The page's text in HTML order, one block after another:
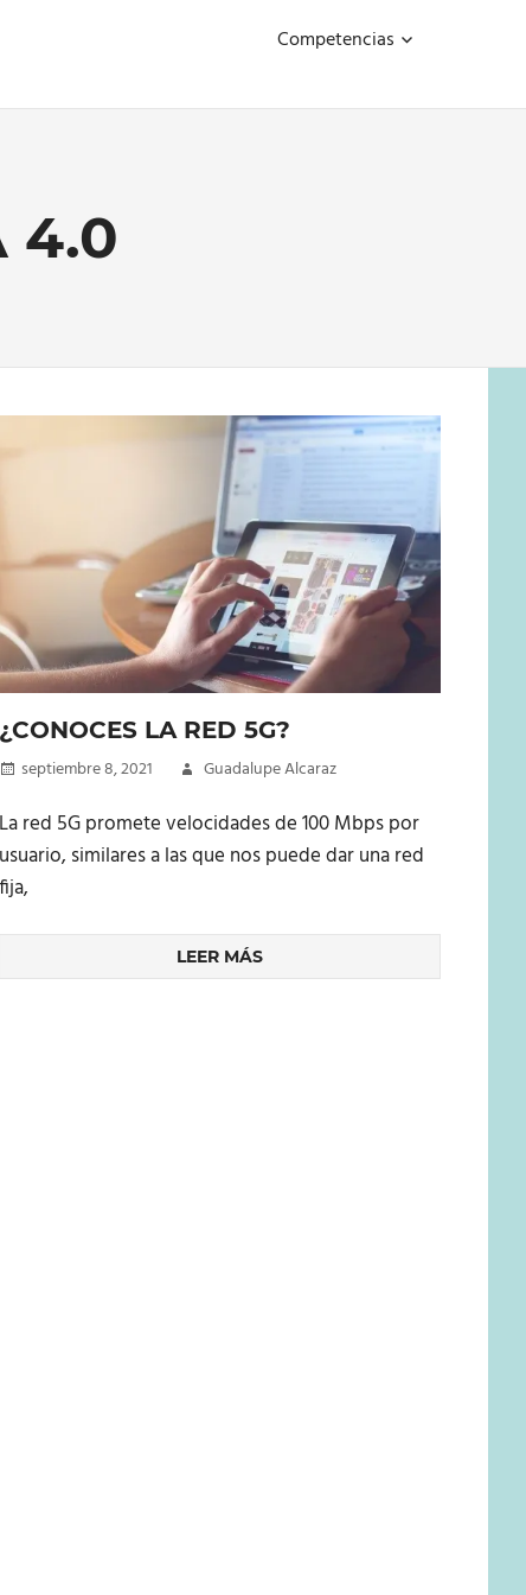
Competencias
4.0
¿CONOCES LA RED 5G?
septiembre 8, 2021 Guadalupe Alcaraz
La red 5G promete velocidades de 100 Mbps por
usuario, similares a las que nos puede dar una red
fija,
LEER MÁS